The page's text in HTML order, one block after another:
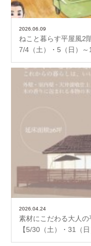
2026.06.09
ねこと暮らす平屋風
7/4（土）・5（日）～
2026.04.24
素材にこだわる大人
【5/30（土）・31（日